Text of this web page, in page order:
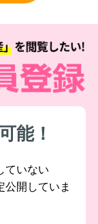
能！
ていない
公開していま